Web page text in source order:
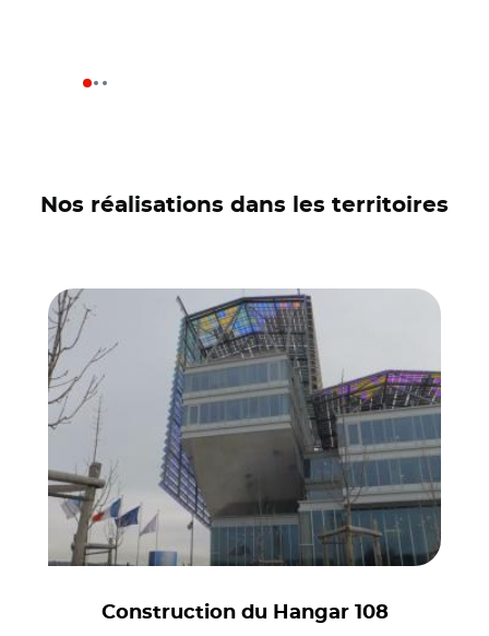
Nos réalisations dans les territoires
Construction du Hangar 108